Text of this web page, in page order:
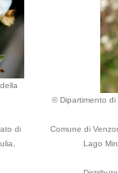
di
© Dipartimento
Comune di
Lago